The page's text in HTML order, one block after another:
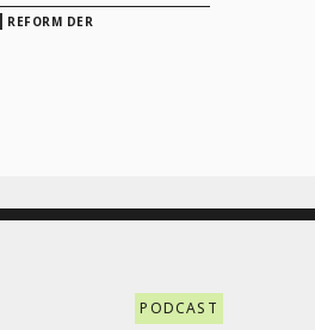
| REFORM DER
PODCAST